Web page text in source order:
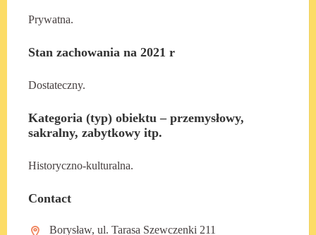
Prywatna.
Stan zachowania na 2021 r
Dostateczny.
Kategoria (typ) obiektu – przemysłowy,
sakralny, zabytkowy itp.
Historyczno-kulturalna.
Contact
Borysław, ul. Tarasa Szewczenki 211